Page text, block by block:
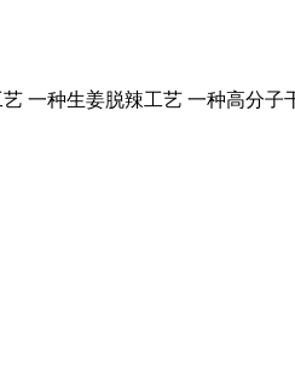
一种生姜脱辣工艺 一种高分子